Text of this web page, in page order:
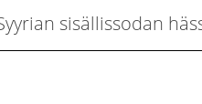
sisällissodan